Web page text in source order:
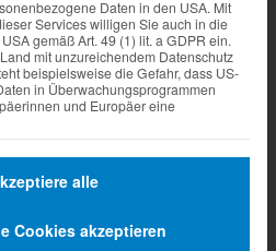
Daten in den USA. Mit
Services willigen Sie auch in die
gemäß Art. 49 (1) lit. a GDPR ein.
mit unzureichendem Datenschutz
beispielsweise die Gefahr, dass US-
in Überwachungsprogrammen
und Europäer eine
alle
Cookies akzeptieren